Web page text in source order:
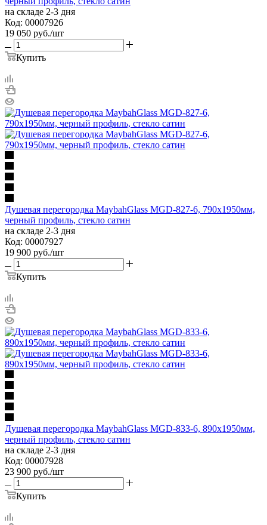
на складе 2-3 дня
Код: 00007926
19 050 руб./шт
Купить
Душевая перегородка MaybahGlass MGD-827-6, 790х1950мм,
черный профиль, стекло сатин
на складе 2-3 дня
Код: 00007927
19 900 руб./шт
Купить
Душевая перегородка MaybahGlass MGD-833-6, 890х1950мм,
черный профиль, стекло сатин
на складе 2-3 дня
Код: 00007928
23 900 руб./шт
Купить